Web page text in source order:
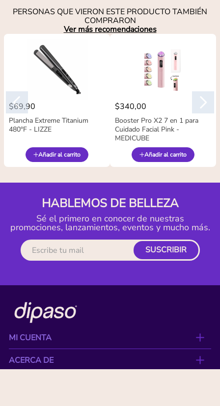
PERSONAS QUE VIERON ESTE PRODUCTO TAMBIÉN
COMPRARON
Ver más recomendaciones
$69,90
Plancha Extreme Titanium
480°F - LIZZE
Añadir al carrito
$340,00
Booster Pro X2 7 en 1 para
Cuidado Facial Pink -
MEDICUBE
Añadir al carrito
HABLEMOS DE BELLEZA
Sé el primero en conocer de nuestras
promociones, lanzamientos, eventos y mucho más.
SUSCRIBIR
MI CUENTA
ACERCA DE